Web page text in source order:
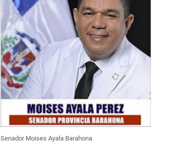
Senador Moises Ayala Barahona